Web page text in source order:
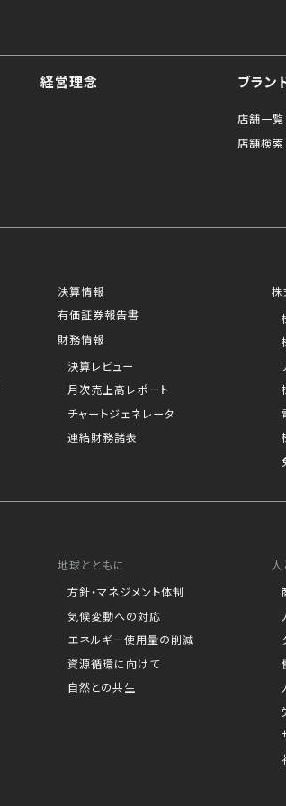
経営理念 ブラン
店舗一覧
店舗検索
決算情報
有価証券報告書
財務情報
決算レビュー
月次売上高レポート
チャートジェネレータ
連結財務諸表
株
地球とともに
方針・マネジメント体制
気候変動への対応
エネルギー使用量の削減
資源循環に向けて
自然との共生